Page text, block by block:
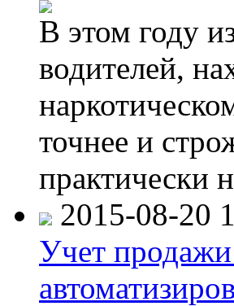
В этом году
водителей,
точнее и
практически
2015-08-20
Учет продажи